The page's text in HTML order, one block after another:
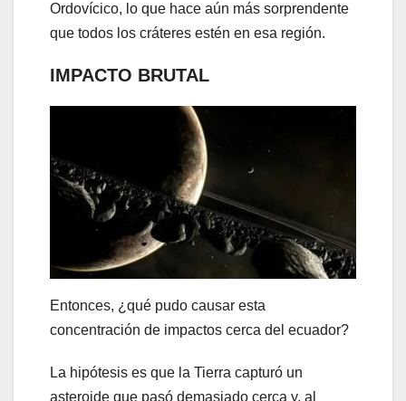
Ordovícico, lo que hace aún más sorprendente
que todos los cráteres estén en esa región.
IMPACTO BRUTAL
Entonces, ¿qué pudo causar esta
concentración de impactos cerca del ecuador?
La hipótesis es que la Tierra capturó un
asteroide que pasó demasiado cerca y, al